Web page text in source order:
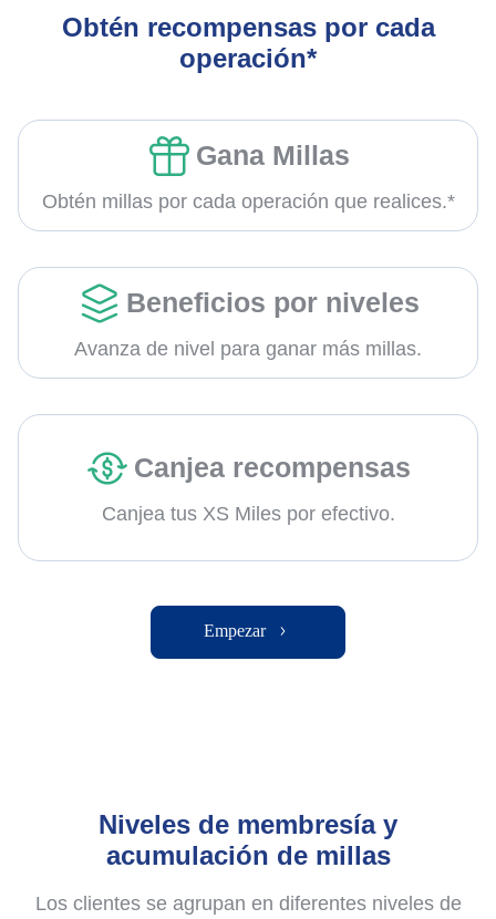
Obtén recompensas por cada
operación*
Gana Millas
Obtén millas por cada operación que realices.*
Beneficios por niveles
Avanza de nivel para ganar más millas.
Canjea recompensas
Canjea tus XS Miles por efectivo.
Empezar
Niveles de membresía y
acumulación de millas
Los clientes se agrupan en diferentes niveles de